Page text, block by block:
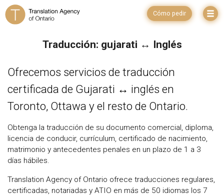
Cómo pedir
Traducción: gujarati ↔ Inglés
Ofrecemos servicios de traducción
certificada de Gujarati ↔ inglés en
Toronto, Ottawa y el resto de Ontario.
Obtenga la traducción de su documento comercial, diploma,
licencia de conducir, currículum, certificado de nacimiento,
matrimonio y antecedentes penales en un plazo de 1 a 3
días hábiles.
Translation Agency of Ontario ofrece traducciones regulares,
certificadas, notariadas y ATIO en más de 50 idiomas los 7